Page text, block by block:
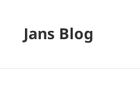
Jans Blog